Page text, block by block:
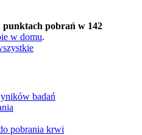
punktach pobrań w 142
w domu.
badań
pobrania krwi